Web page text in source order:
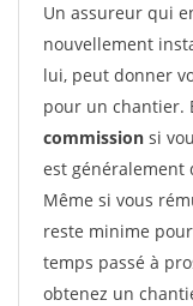
Un assureur qui
nouvellement
lui, peut donner
pour un chantier.
commission si
est généralement
Même si vous
reste minime
temps passé à
obtenez un